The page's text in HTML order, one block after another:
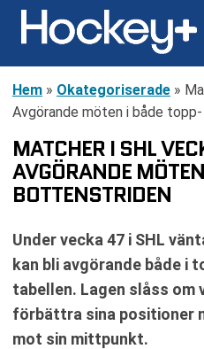
Hem » Okategoriserade »
Avgörande möten i både
MATCHER I SHL
AVGÖRANDE
BOTTENSTRIDEN
Under vecka 47 i SHL
kan bli avgörande både i
tabellen. Lagen slåss
förbättra sina positioner
mot sin mittpunkt.